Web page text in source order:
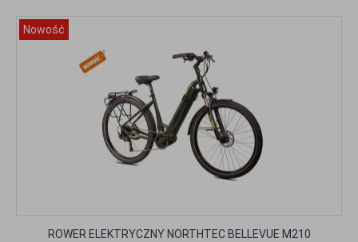
Nowość
ROWER ELEKTRYCZNY NORTHTEC BELLEVUE M210